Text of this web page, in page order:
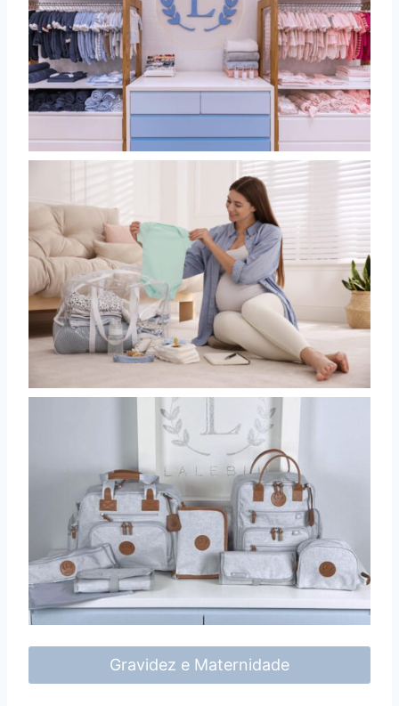
Gravidez e Maternidade